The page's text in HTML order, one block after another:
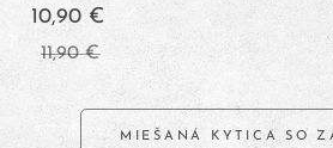
10,90€
11,90€
MIEŠANÁ KYTICA SO